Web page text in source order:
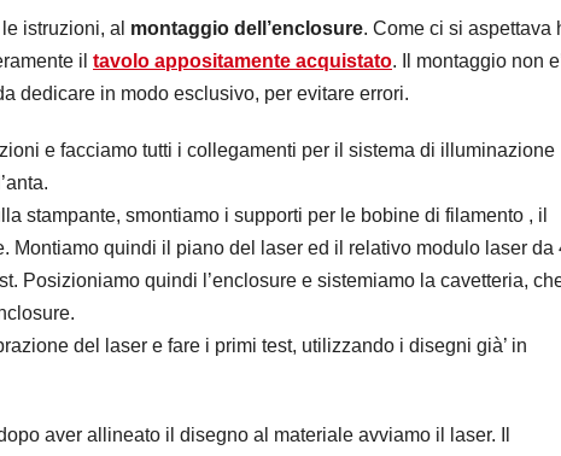
istruzioni, al montaggio dell’enclosure. Come ci si aspettava
il tavolo appositamente acquistato. Il montaggio non
dedicare in modo esclusivo, per evitare errori.
e facciamo tutti i collegamenti per il sistema di illuminazione
stampante, smontiamo i supporti per le bobine di filamento , il
Montiamo quindi il piano del laser ed il relativo modulo laser da
Posizioniamo quindi l’enclosure e sistemiamo la cavetteria,
del laser e fare i primi test, utilizzando i disegni già’ in
aver allineato il disegno al materiale avviamo il laser. Il